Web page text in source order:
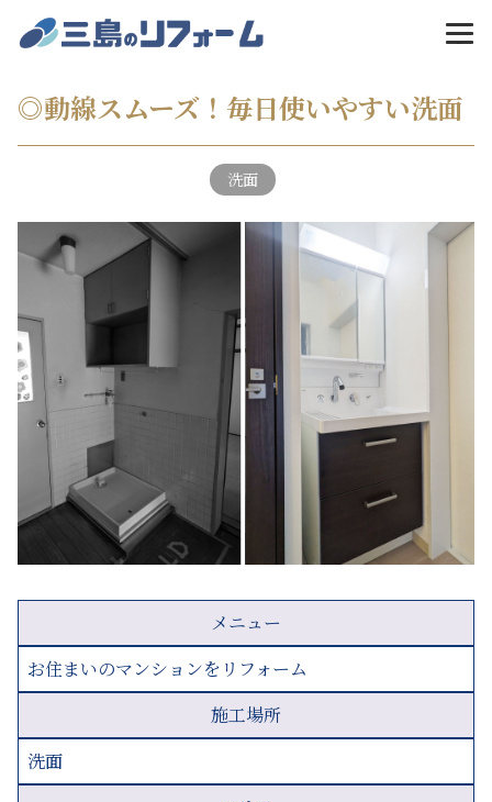
◎動線スムーズ！毎日使いやすい洗面
洗面
メニュー
お住まいのマンションをリフォーム
施工場所
洗面